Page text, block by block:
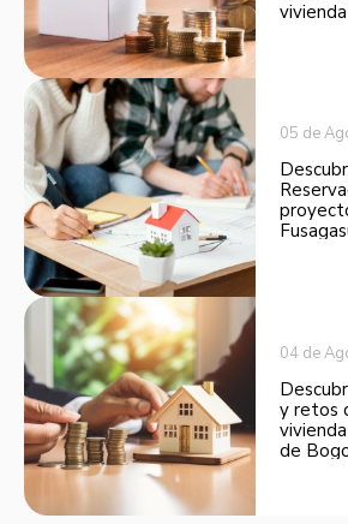
05 de
04 de
y retos
de